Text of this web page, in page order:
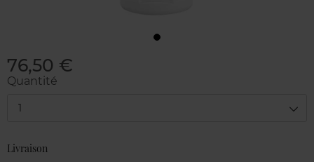
76,50 €
Quantité
1
Livraison